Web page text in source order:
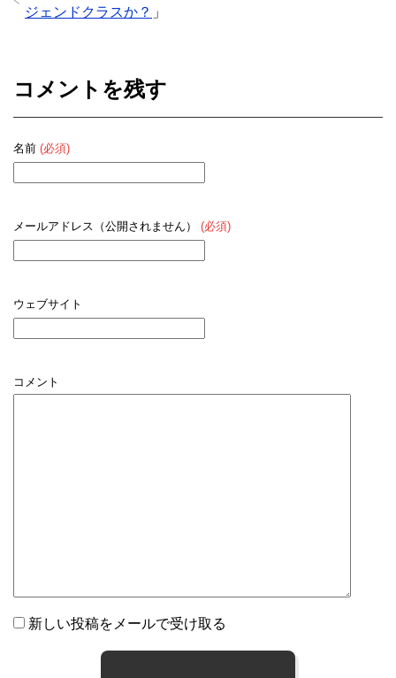
ジェンドクラスか？ 」
コメントを残す
名前 (必須)
メールアドレス（公開されません） (必須)
ウェブサイト
コメント
新しい投稿をメールで受け取る